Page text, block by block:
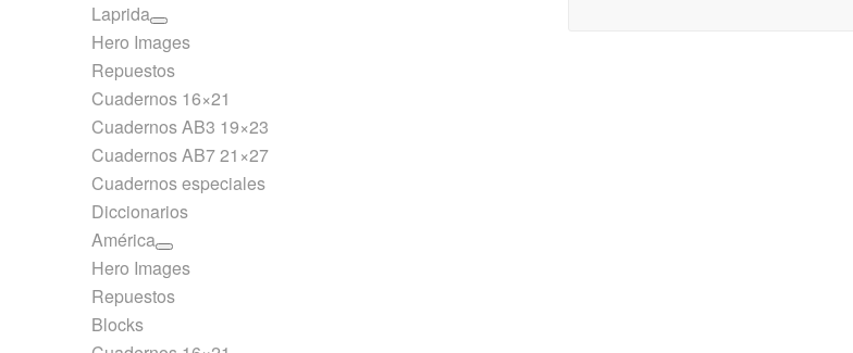
Laprida
Hero Images
Repuestos
Cuadernos 16×21
Cuadernos AB3 19×23
Cuadernos AB7 21×27
Cuadernos especiales
Diccionarios
América
Hero Images
Repuestos
Blocks